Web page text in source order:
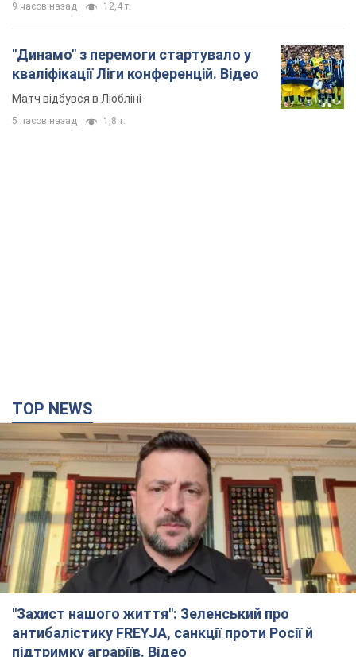
9 часов назад 12,4 т.
"Динамо" з перемоги стартувало у
кваліфікації Ліги конференцій. Відео
Матч відбувся в Любліні
5 часов назад 1,8 т.
TOP NEWS
"Захист нашого життя": Зеленський про
антибалістику FREYJA, санкції проти Росії й
підтримку аграріїв. Відео